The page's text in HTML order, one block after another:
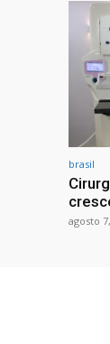
brasil
agosto